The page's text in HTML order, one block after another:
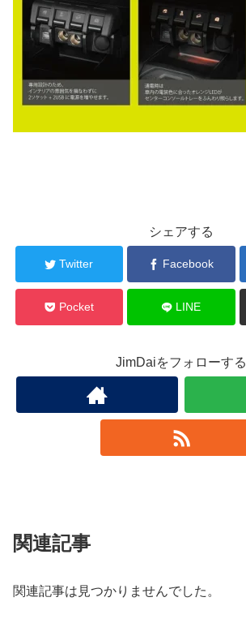
シェアする
Twitter Facebook
Pocket LINE
JimDaiをフォローする
関連記事
関連記事は見つかりませんでした。